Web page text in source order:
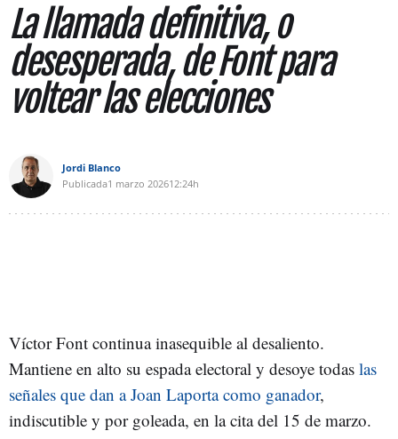
La llamada definitiva, o
desesperada, de Font para
voltear las elecciones
Jordi Blanco
Publicada1 marzo 202612:24h
Víctor Font continua inasequible al desaliento.
Mantiene en alto su espada electoral y desoye todas las
señales que dan a Joan Laporta como ganador,
indiscutible y por goleada, en la cita del 15 de marzo.